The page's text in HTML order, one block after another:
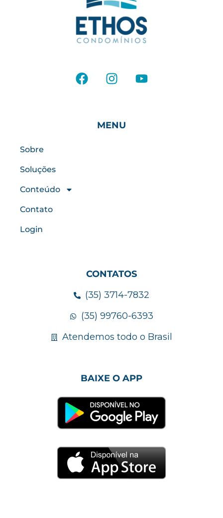
MENU
Sobre
Soluções
Conteúdo
Contato
Login
CONTATOS
(35) 3714-7832
(35) 99760-6393
Atendemos todo o Brasil
BAIXE O APP